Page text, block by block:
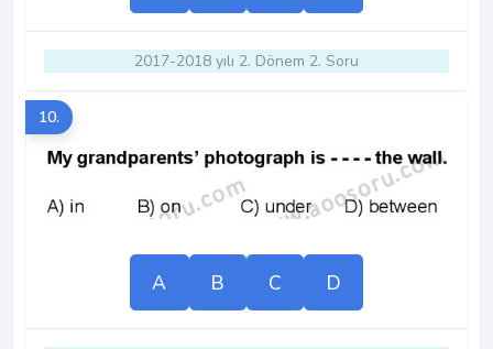
2017-2018 yılı 2. Dönem 2. Soru
10.
A B C D